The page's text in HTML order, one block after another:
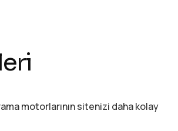
motorlarının sitenizi daha kolay